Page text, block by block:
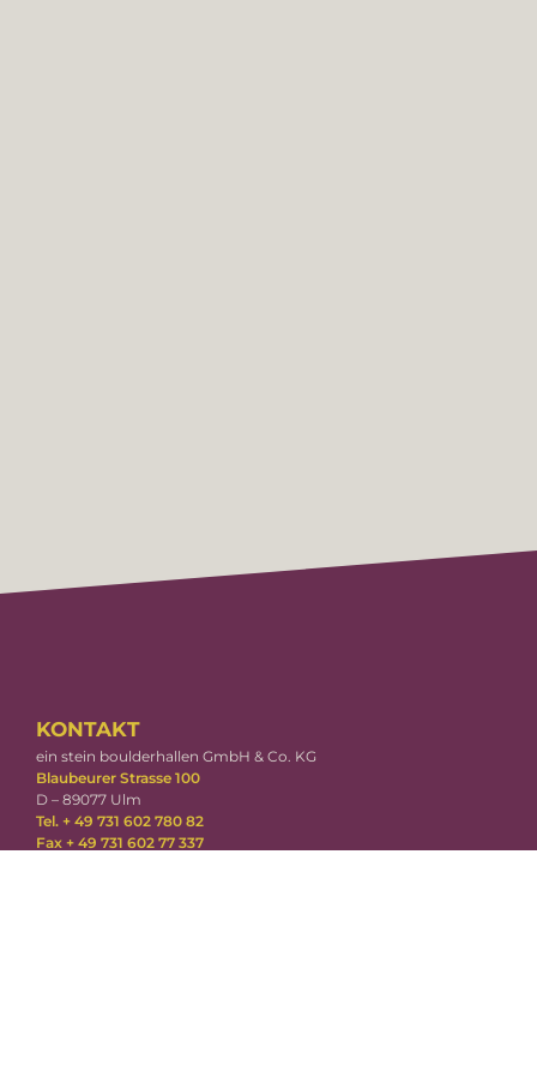
KONTAKT
ein stein boulderhallen GmbH & Co. KG
Blaubeurer Strasse 100
D – 89077 Ulm
Tel. + 49 731 602 780 82
Fax + 49 731 602 77 337